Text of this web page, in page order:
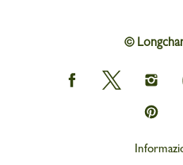
©
Longchamp
on
Longchamp
on
on
on